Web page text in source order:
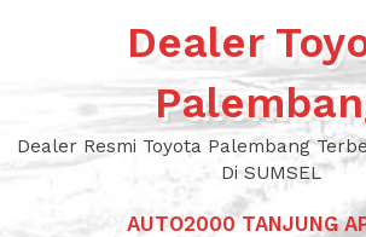
Dealer
Dealer Resmi Toyota Palembang
Di SUMSEL
AUTO2000 TANJUNG